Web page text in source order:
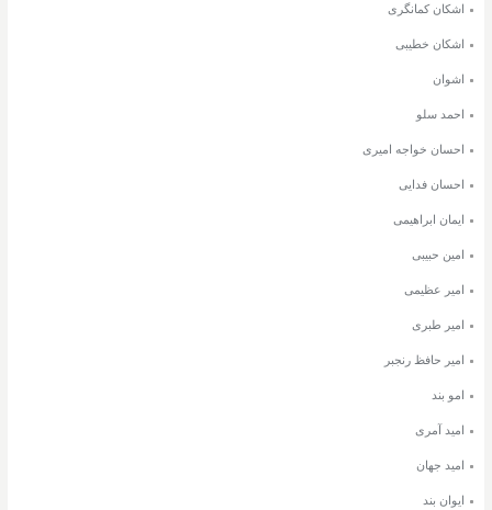
اشکان کمانگری
اشکان خطیبی
اشوان
احمد سلو
احسان خواجه امیری
احسان فدایی
ایمان ابراهیمی
امین حبیبی
امیر عظیمی
امیر طبری
امیر حافظ رنجبر
امو بند
امید آمری
امید جهان
ایوان بند